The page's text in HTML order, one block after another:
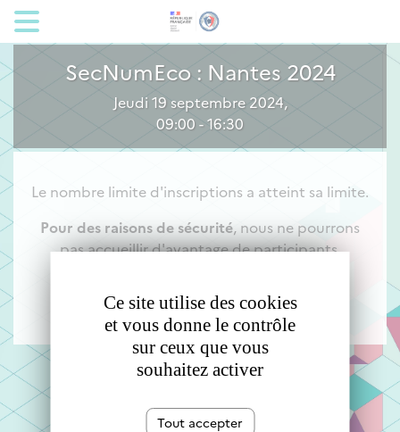
SecNumEco : Nantes 2024
Jeudi 19 septembre 2024,
09:00 - 16:30
Le nombre limite d'inscriptions a atteint sa limite.
Pour des raisons de sécurité, nous ne pourrons
pas accueillir d'avantage de participants.
prochaine.
Panneau de gestion des cookies
Ce site utilise des cookies
et vous donne le contrôle
sur ceux que vous
souhaitez activer
Tout accepter